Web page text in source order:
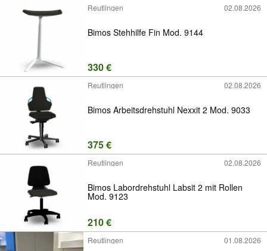
Reutlingen 02.08.2026
Bimos Stehhilfe Fin Mod. 9144
330 €
Reutlingen 02.08.2026
Bimos Arbeitsdrehstuhl Nexxit 2 Mod. 9033
375 €
Reutlingen 02.08.2026
Bimos Labordrehstuhl Labsit 2 mit Rollen
Mod. 9123
210 €
Reutlingen 01.08.2026